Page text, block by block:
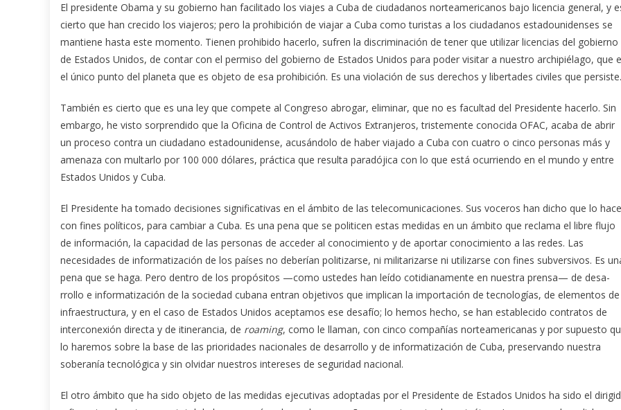
El presidente Obama y su gobierno han facilitado los viajes a Cuba de ciudadanos norteamericanos bajo licencia general, y
cierto que han crecido los viajeros; pero la prohibición de viajar a Cuba como turistas a los ciudadanos estadounidenses se
mantiene hasta este momento. Tienen prohibido hacerlo, sufren la discriminación de tener que utilizar licencias del gobierno
de Estados Unidos, de contar con el permiso del gobierno de Estados Unidos para poder visitar a nuestro archipiélago, que
el único punto del planeta que es objeto de esa prohibición. Es una violación de sus derechos y libertades civiles que persiste.
También es cierto que es una ley que compete al Congreso abrogar, eliminar, que no es facultad del Presidente hacerlo. Sin
embargo, he visto sorprendido que la Oficina de Control de Activos Extranjeros, tristemente conocida OFAC, acaba de abrir
un proceso contra un ciudadano estadounidense, acusándolo de haber viajado a Cuba con cuatro o cinco personas más y
amenaza con multarlo por 100 000 dólares, práctica que resulta paradójica con lo que está ocurriendo en el mundo y entre
Estados Unidos y Cuba.
El Presidente ha tomado decisiones significativas en el ámbito de las telecomunicaciones. Sus voceros han dicho que lo
con fines políticos, para cambiar a Cuba. Es una pena que se politicen estas medidas en un ámbito que reclama el libre flujo
de información, la capacidad de las personas de acceder al conocimiento y de aportar conocimiento a las redes. Las
necesidades de informatización de los países no deberían politizarse, ni militarizarse ni utilizarse con fines subversivos. Es
pena que se haga. Pero dentro de los propósitos —como ustedes han leído cotidianamente en nuestra prensa— de de­sa­
rrollo e informatización de la sociedad cubana entran objetivos que implican la importación de tecnologías, de elementos de
infraestructura, y en el caso de Estados Unidos aceptamos ese desafío; lo hemos hecho, se han establecido contratos de
interconexión directa y de itinerancia, de roaming, como le llaman, con cinco compañías norteamericanas y por supuesto
lo haremos sobre la base de las prioridades nacionales de desarrollo y de informatización de Cuba, preservando nuestra
soberanía tecnológica y sin olvidar nuestros intereses de seguridad nacional.
El otro ámbito que ha sido objeto de las medidas ejecutivas adoptadas por el Presidente de Estados Unidos ha sido el